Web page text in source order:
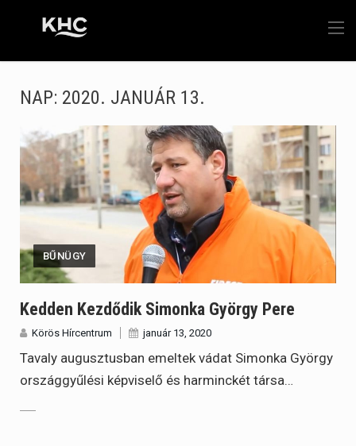
NAP: 2020. JANUÁR 13.
BŰNÜGY
Kedden Kezdődik Simonka György Pere
Körös Hírcentrum január 13, 2020
Tavaly augusztusban emeltek vádat Simonka György
országgyűlési képviselő és harminckét társa…